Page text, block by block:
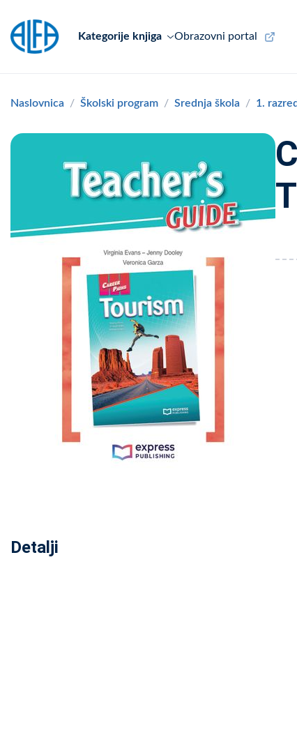
Kategorije knjiga Obrazovni portal
Naslovnica Školski program Srednja škola 1. razred
Detalji